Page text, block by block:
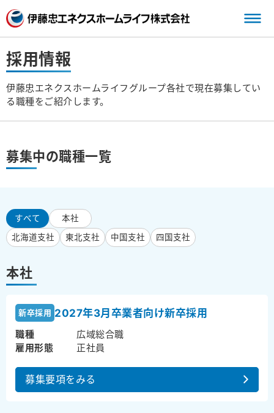
三
採用情報
伊藤忠エネクスホームライフグループ各社で現在募集してい
る職種をご紹介します。
募集中の職種一覧
すべて
本社
北海道支社
東北支社 中国支社 四国支社
本社
新卒採用 2027年3月卒業者向け新卒採用
職種
広域総合職
雇用形態
正社員
募集要項をみる